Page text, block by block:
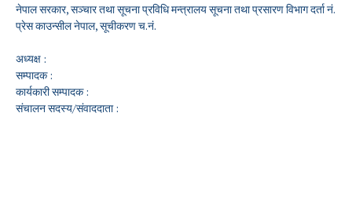
नेपाल सरकार, सञ्चार तथा सूचना प्रविधि मन्त्रालय सूचना तथा प्रसारण विभाग दर्ता नं.
प्रेस काउन्सील नेपाल, सूचीकरण च.नं.
अध्यक्ष :
सम्पादक :
कार्यकारी सम्पादक :
संचालन सदस्य/संवाददाता :